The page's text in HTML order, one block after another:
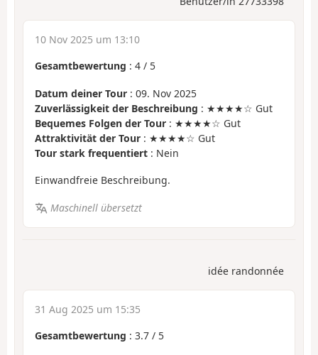
10 Nov 2025 um 13:10
Gesamtbewertung : 4 / 5
Datum deiner Tour : 09. Nov 2025
Zuverlässigkeit der Beschreibung : ★★★★☆ Gut
Bequemes Folgen der Tour : ★★★★☆ Gut
Attraktivität der Tour : ★★★★☆ Gut
Tour stark frequentiert : Nein
Einwandfreie Beschreibung.
Maschinell übersetzt
idée randonnée
31 Aug 2025 um 15:35
Gesamtbewertung : 3.7 / 5